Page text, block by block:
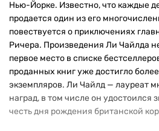
Нью-Йорке. Известно, что каждые
продается один из его
повествуется о приключениях
Ричера. Произведения Ли Чайлда
первое место в списке
проданных книг уже достигло
экземпляров. Ли Чайлд — лауреат
наград, в том числе он удостоился
честь дня рождения британской